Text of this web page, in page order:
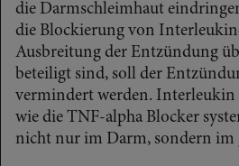
die Darmschleimhaut
die Blockierung von
Ausbreitung der Entzündung
beteiligt sind, soll der
vermindert werden. Interleukin
wie die TNF-alpha Blocker
nicht nur im Darm, sondern im